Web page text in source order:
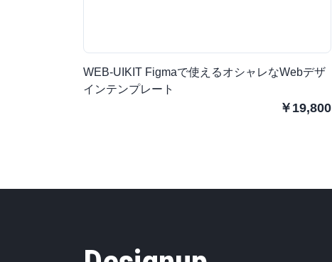
WEB-UIKIT Figmaで使えるオシャレなWebデザ
インテンプレート
￥19,800